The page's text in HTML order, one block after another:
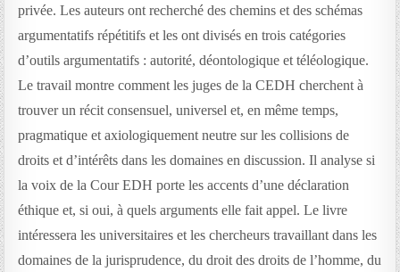
privée. Les auteurs ont recherché des chemins et des schémas
argumentatifs répétitifs et les ont divisés en trois catégories
d’outils argumentatifs : autorité, déontologique et téléologique.
Le travail montre comment les juges de la CEDH cherchent à
trouver un récit consensuel, universel et, en même temps,
pragmatique et axiologiquement neutre sur les collisions de
droits et d’intérêts dans les domaines en discussion. Il analyse si
la voix de la Cour EDH porte les accents d’une déclaration
éthique et, si oui, à quels arguments elle fait appel. Le livre
intéressera les universitaires et les chercheurs travaillant dans les
domaines de la jurisprudence, du droit des droits de l’homme, du